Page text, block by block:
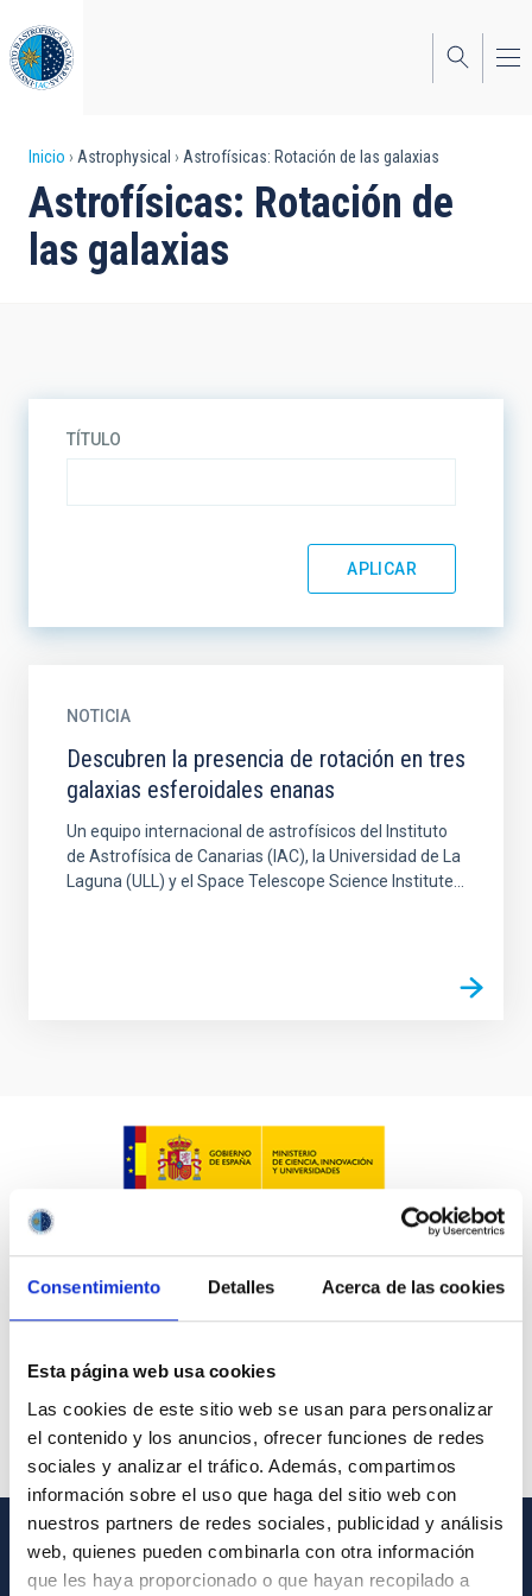
Consentimiento Detalles Acerca de las cookies
Esta página web usa cookies
Las cookies de este sitio web se usan para personalizar
el contenido y los anuncios, ofrecer funciones de redes
sociales y analizar el tráfico. Además, compartimos
información sobre el uso que haga del sitio web con
nuestros partners de redes sociales, publicidad y análisis
web, quienes pueden combinarla con otra información
que les haya proporcionado o que hayan recopilado a
al
contenido
principal
Sobrescribir
enlaces
de
Inicio Astrophysical Astrofísicas: Rotación de las galaxias
Astrofísicas: Rotación de
las galaxias
TÍTULO
NOTICIA
Descubren la presencia de rotación en tres
galaxias esferoidales enanas
Un equipo internacional de astrofísicos del Instituto
de Astrofísica de Canarias (IAC), la Universidad de La
Laguna (ULL) y el Space Telescope Science Institute...
INFORMACIÓN GENERAL